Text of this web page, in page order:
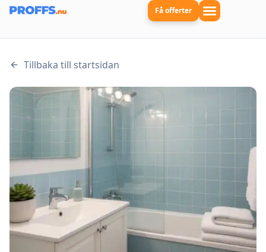
Få offerter
Tillbaka till startsidan